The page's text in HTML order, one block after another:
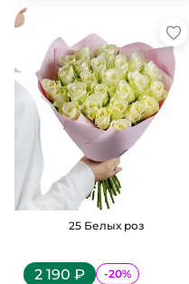
25 Белых роз
2 190 ₽ -20%